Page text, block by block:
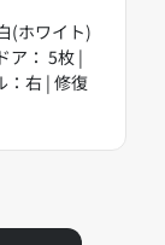
(ホワイト)
ア： 5枚 |
：右 | 修復